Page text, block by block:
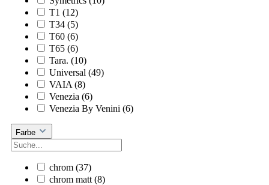
T1 (12)
T34 (5)
T60 (6)
T65 (6)
Tara. (10)
Universal (49)
VAIA (8)
Venezia (6)
Venezia By Venini (6)
Farbe
chrom (37)
chrom matt (8)